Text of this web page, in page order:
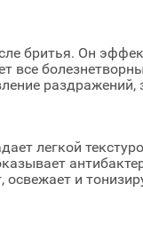
бритья. Он
все
раздражений,
легкой
освежает и